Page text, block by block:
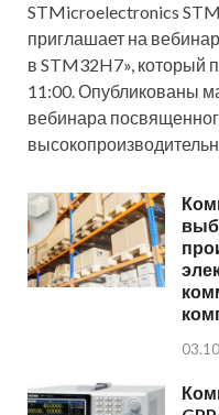
STMicroelectronics
приглашает на
в STM32H7», который
11:00. Опубликованы
вебинара